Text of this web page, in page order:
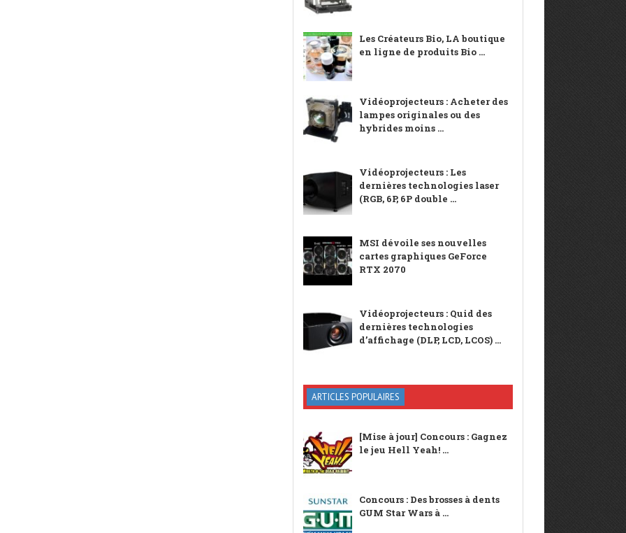
Les Créateurs Bio, LA boutique
en ligne de produits Bio ...
Vidéoprojecteurs : Acheter des
lampes originales ou des
hybrides moins ...
Vidéoprojecteurs : Les
dernières technologies laser
(RGB, 6P, 6P double ...
MSI dévoile ses nouvelles
cartes graphiques GeForce
RTX 2070
Vidéoprojecteurs : Quid des
dernières technologies
d’affichage (DLP, LCD, LCOS) ...
ARTICLES POPULAIRES
[Mise à jour] Concours : Gagnez
le jeu Hell Yeah! ...
Concours : Des brosses à dents
GUM Star Wars à ...